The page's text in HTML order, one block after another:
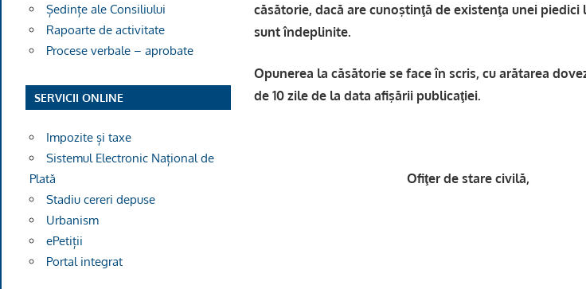
căsătorie, dacă are cunoştinţă de existenţa unei
sunt îndeplinite.
Opunerea la căsătorie se face în scris, cu arătarea
de 10 zile de la data afişării publicaţiei.
Ofiţer de stare civilă,
Ședințe ale Consiliului
Rapoarte de activitate
Procese verbale – aprobate
SERVICII ONLINE
Impozite și taxe
Sistemul Electronic Național de
Plată
Stadiu cereri depuse
Urbanism
ePetiții
Portal integrat